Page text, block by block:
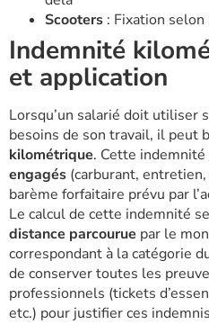
Scooters : Fixation
Indemnité
et application
Lorsqu’un salarié doit utiliser
besoins de son travail, il peut
kilométrique. Cette
engagés (carburant,
barème forfaitaire prévu par
Le calcul de cette indemnité
distance parcourue par le
correspondant à la catégorie
de conserver toutes les
professionnels (tickets
etc.) pour justifier ces